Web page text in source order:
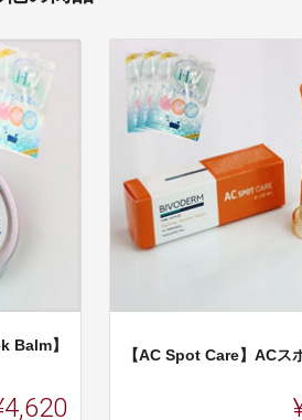
Balm】
【AC Spot Care】ACス